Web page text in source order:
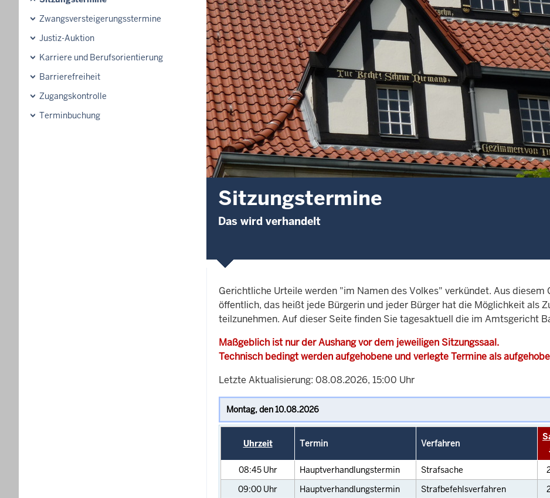
Zwangsversteigerungsstermine
Justiz-Auktion
Karriere und Berufsorientierung
Barrierefreiheit
Zugangskontrolle
Terminbuchung
Sitzungstermine
Das wird verhandelt
Gerichtliche Urteile werden "im Namen des Volkes" verkündet. Aus diesem
öffentlich, das heißt jede Bürgerin und jeder Bürger hat die Möglichkeit als
teilzunehmen. Auf dieser Seite finden Sie tagesaktuell die im Amtsgericht
Maßgeblich ist nur der Aushang vor dem jeweiligen Sitzungssaal.
Technisch bedingt werden aufgehobene und verlegte Termine als
Letzte Aktualisierung: 08.08.2026, 15:00 Uhr
Uhrzeit Termin Verfahren
08:45 Uhr Hauptverhandlungstermin Strafsache
09:00 Uhr Hauptverhandlungstermin Strafbefehlsverfahren